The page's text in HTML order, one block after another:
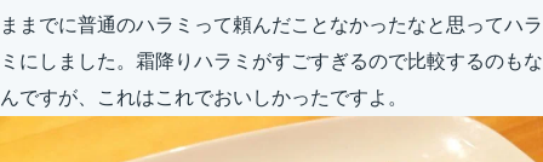
ままでに普通のハラミって頼んだことなかったなと思ってハラ
ミにしました。霜降りハラミがすごすぎるので比較するのもな
んですが、これはこれでおいしかったですよ。